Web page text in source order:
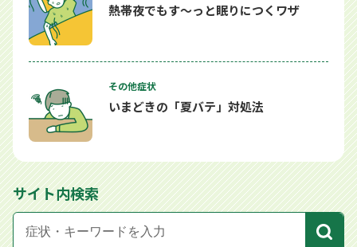
熱帯夜でもす～っと眠りにつくワザ
その他症状
いまどきの「夏バテ」対処法
サイト内検索